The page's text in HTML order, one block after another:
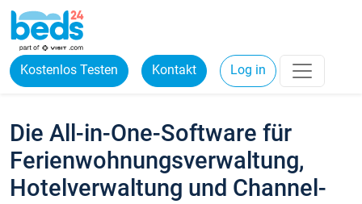
Kostenlos Testen Kontakt Log in
Die All-in-One-Software für
Ferienwohnungsverwaltung,
Hotelverwaltung und Channel-